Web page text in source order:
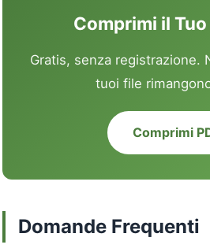
Comprimi il Tuo
Gratis, senza registrazione.
tuoi file
Comprimi
Domande Frequenti